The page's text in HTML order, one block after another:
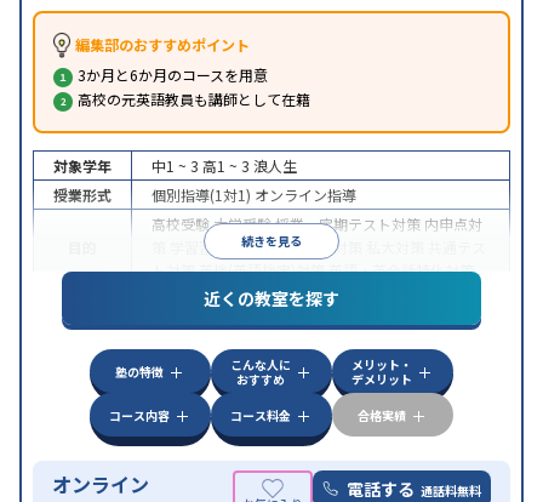
編集部のおすすめポイント
3か月と6か月のコースを用意
高校の元英語教員も講師として在籍
続きを見る
対象学年 中1 ~ 3 高1 ~ 3 浪人生
授業形式
個別指導(1対1) オンライン指導
高校受験大学受験授業・定期テスト対策 内申点対
学習習慣の定着国公立大対策
ト対策英検(英語検定)対策英語・英会話特化対策
特徴
中高一貫校生に対応授業の振替可能
学習にPC・タブレットを利用オンライン対応1
科目から受講可能
近くの教室を探す
塾の特徴
こんな人に
おすすめ
メリット・
デメリット
コース内容
コース料金 合格実績
オンライン 電話する 通話料無料